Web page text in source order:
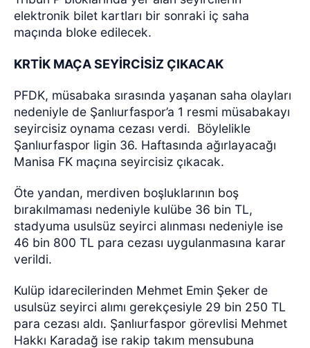
elektronik bilet kartları bir sonraki iç saha
maçında bloke edilecek.
KRTİK MAÇA SEYİRCİSİZ ÇIKACAK
PFDK, müsabaka sırasında yaşanan saha olayları
nedeniyle de Şanlıurfaspor’a 1 resmi müsabakayı
seyircisiz oynama cezası verdi. Böylelikle
Şanlıurfaspor ligin 36. Haftasında ağırlayacağı
Manisa FK maçına seyircisiz çıkacak.
Öte yandan, merdiven boşluklarının boş
bırakılmaması nedeniyle kulübe 36 bin TL,
stadyuma usulsüz seyirci alınması nedeniyle ise
46 bin 800 TL para cezası uygulanmasına karar
verildi.
Kulüp idarecilerinden Mehmet Emin Şeker de
usulsüz seyirci alımı gerekçesiyle 29 bin 250 TL
para cezası aldı. Şanlıurfaspor görevlisi Mehmet
Hakkı Karadağ ise rakip takım mensubuna